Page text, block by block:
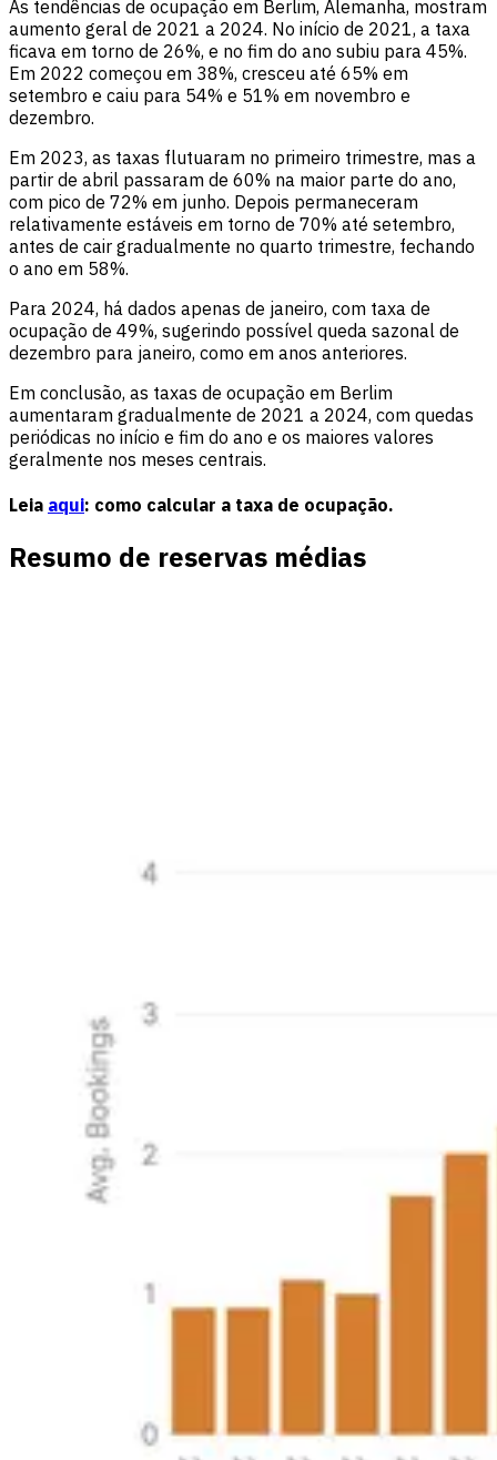
As tendências de ocupação em Berlim, Alemanha, mostram
aumento geral de 2021 a 2024. No início de 2021, a taxa
ficava em torno de 26%, e no fim do ano subiu para 45%.
Em 2022 começou em 38%, cresceu até 65% em
setembro e caiu para 54% e 51% em novembro e
dezembro.
Em 2023, as taxas flutuaram no primeiro trimestre, mas a
partir de abril passaram de 60% na maior parte do ano,
com pico de 72% em junho. Depois permaneceram
relativamente estáveis em torno de 70% até setembro,
antes de cair gradualmente no quarto trimestre, fechando
o ano em 58%.
Para 2024, há dados apenas de janeiro, com taxa de
ocupação de 49%, sugerindo possível queda sazonal de
dezembro para janeiro, como em anos anteriores.
Em conclusão, as taxas de ocupação em Berlim
aumentaram gradualmente de 2021 a 2024, com quedas
periódicas no início e fim do ano e os maiores valores
geralmente nos meses centrais.
Leia aqui: como calcular a taxa de ocupação.
Resumo de reservas médias